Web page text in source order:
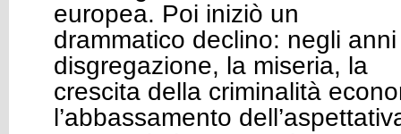
europea. Poi iniziò un
drammatico declino: negli
disgregazione, la miseria, la
crescita della criminalità
l’abbassamento